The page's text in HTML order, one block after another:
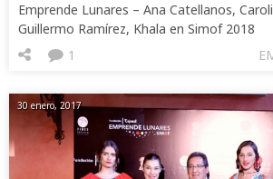
Emprende Lunares – Ana Catellanos,
Guillermo Ramírez, Khala en Simof 2018
1
30 enero, 2017